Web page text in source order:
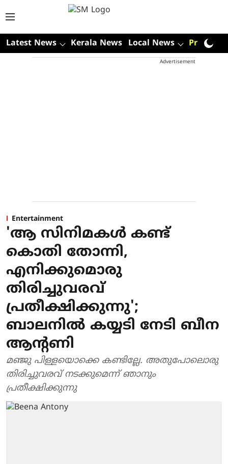
Latest News Kerala News Local News Premium
Advertisement
Entertainment
'ആ സിനിമകള്‍ കണ്ട്
കൊതി തോന്നി,
എനിക്കുമൊരു
തിരിച്ചുവരവ്
പ്രതീക്ഷിക്കുന്നു';
ബാലനില്‍ കയ്യടി നേടി ബീന
ആന്റണി
മഞ്ജു പിള്ളയൊക്കെ കണ്ടില്ലേ. അതുപോലൊരു
തിരിച്ചുവരവ് നടക്കുമെന്ന് ഞാനും
പ്രതീക്ഷിക്കുന്നു